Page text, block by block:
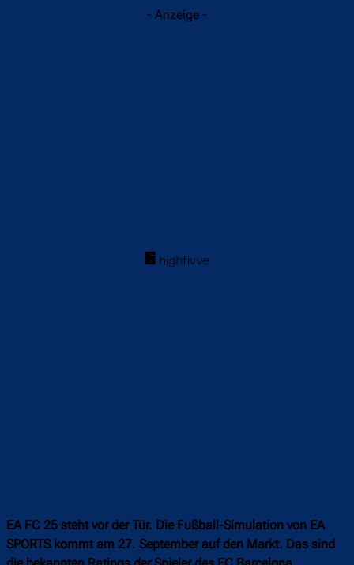
- Anzeige -
EA FC 25 steht vor der Tür. Die Fußball-Simulation von EA
SPORTS kommt am 27. September auf den Markt. Das sind